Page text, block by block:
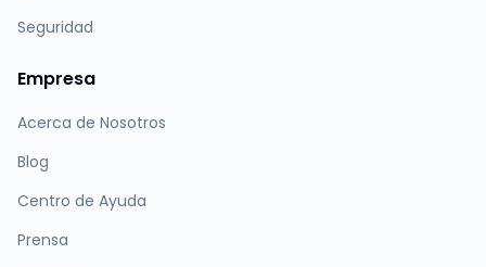
Seguridad
Empresa
Acerca de Nosotros
Blog
Centro de Ayuda
Prensa